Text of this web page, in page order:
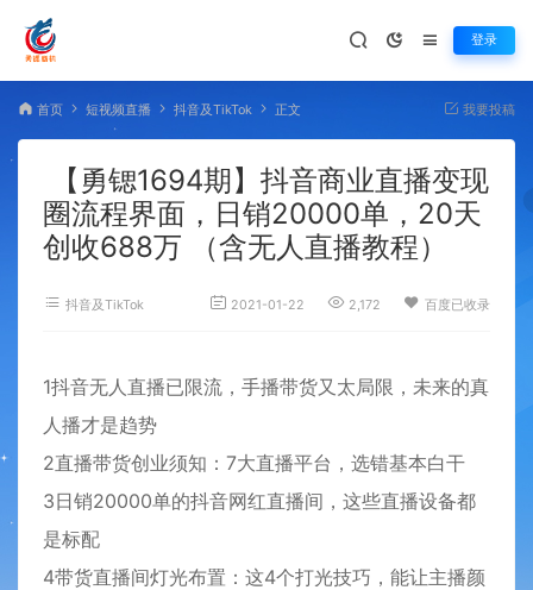
登录
首页 短视频直播 抖音及TikTok 正文 我要投稿
【勇锶1694期】抖音商业直播变现
圈流程界面，日销20000单，20天
创收688万 （含无人直播教程）
抖音及TikTok 2021-01-22 2,172 百度已收录
1抖音无人直播已限流，手播带货又太局限，未来的真
人播才是趋势
2直播带货创业须知：7大直播平台，选错基本白干
3日销20000单的抖音网红直播间，这些直播设备都
是标配
4带货直播间灯光布置：这4个打光技巧，能让主播颜